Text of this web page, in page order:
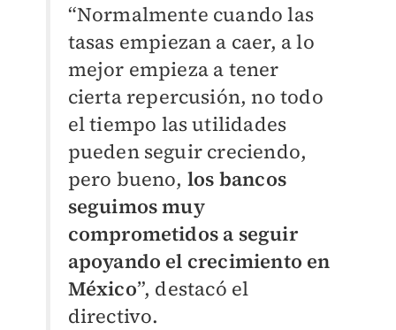
“Normalmente cuando las
tasas empiezan a caer, a lo
mejor empieza a tener
cierta repercusión, no todo
el tiempo las utilidades
pueden seguir creciendo,
pero bueno, los bancos
seguimos muy
comprometidos a seguir
apoyando el crecimiento en
México”, destacó el
directivo.